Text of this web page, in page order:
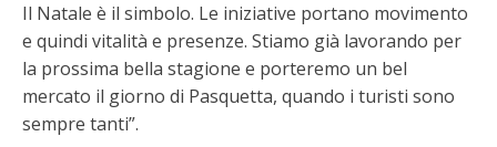
Il Natale è il simbolo. Le iniziative portano movimento
e quindi vitalità e presenze. Stiamo già lavorando per
la prossima bella stagione e porteremo un bel
mercato il giorno di Pasquetta, quando i turisti sono
sempre tanti”.